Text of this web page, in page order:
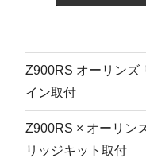
Z900RS オーリンズ
イン取付
Z900RS × オーリン
リッジキット取付